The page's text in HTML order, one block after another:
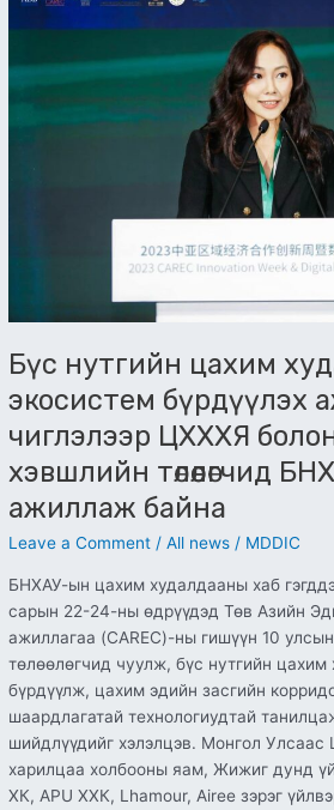
Бүс нутгийн цахим
экосистем бүрдүүлэх
чиглэлээр ЦХХХЯ
хэвшлийн төлөөлөгчид
ажиллаж байна
Leave a Comment /All news / MDDIC
БНХАУ-ын цахим худалдааны хаб
сарын 22-24-ны өдрүүдэд Төв Азийн
ажиллагаа (CAREC)-ны гишүүн 10
төлөөлөгчид чуулж, бүс нутгийн
бүрдүүлж, цахим эдийн засгийн
шаардлагатай технологиудтай
шийдлүүдийг хэлэлцэв. Монгол Улсаас
харилцаа холбооны яам, Жижиг дунд
ХК, APU ХХК, Lhamour, Airee зэрэг
худалдааны
бүрдүүлэх
БНХАУ-
ажиллаж
байна